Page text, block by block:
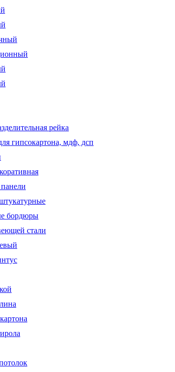
рейка
гипсокартона, мдф, дсп
бордюры
стали